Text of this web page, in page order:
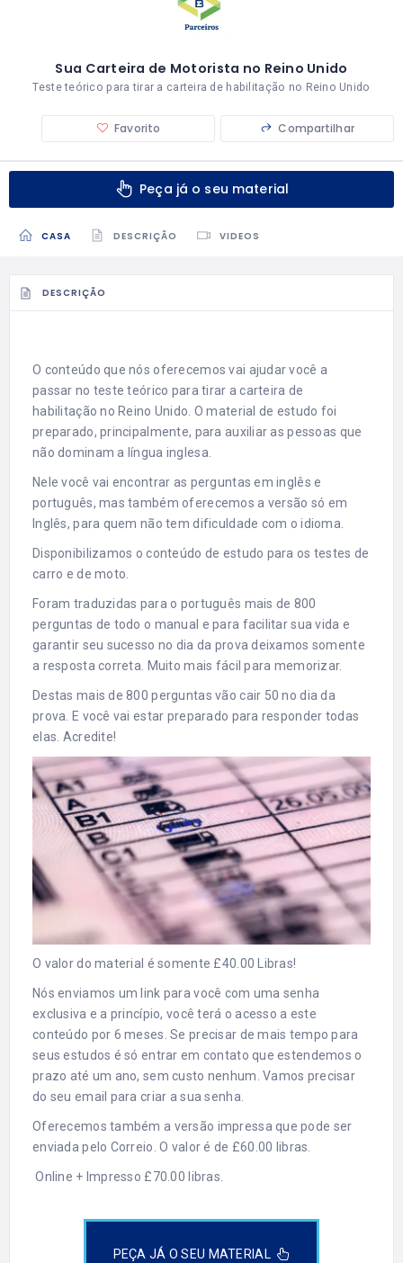
Sua Carteira de Motorista no Reino Unido
Teste teórico para tirar a carteira de habilitação no Reino Unido
Favorito Compartilhar
Peça já o seu material
CASA DESCRIÇÃO VIDEOS
DESCRIÇÃO
O conteúdo que nós oferecemos vai ajudar você a
passar no teste teórico para tirar a carteira de
habilitação no Reino Unido. O material de estudo foi
preparado, principalmente, para auxiliar as pessoas que
não dominam a língua inglesa.
Nele você vai encontrar as perguntas em inglês e
português, mas também oferecemos a versão só em
Inglês, para quem não tem dificuldade com o idioma.
Disponibilizamos o conteúdo de estudo para os testes de
carro e de moto.
Foram traduzidas para o português mais de 800
perguntas de todo o manual e para facilitar sua vida e
garantir seu sucesso no dia da prova deixamos somente
a resposta correta. Muito mais fácil para memorizar.
Destas mais de 800 perguntas vão cair 50 no dia da
prova. E você vai estar preparado para responder todas
elas. Acredite!
O valor do material é somente £40.00 Libras!
Nós enviamos um link para você com uma senha
exclusiva e a princípio, você terá o acesso a este
conteúdo por 6 meses. Se precisar de mais tempo para
seus estudos é só entrar em contato que estendemos o
prazo até um ano, sem custo nenhum. Vamos precisar
do seu email para criar a sua senha.
Oferecemos também a versão impressa que pode ser
enviada pelo Correio. O valor é de £60.00 libras.
Online + Impresso £70.00 libras.
PEÇA JÁ O SEU MATERIAL